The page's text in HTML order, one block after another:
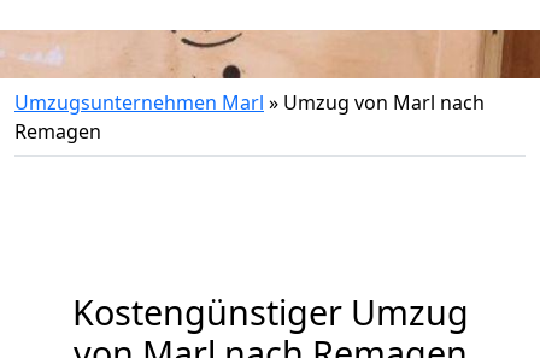
Umzugsunternehmen Marl » Umzug von Marl nach
Remagen
Kostengünstiger Umzug